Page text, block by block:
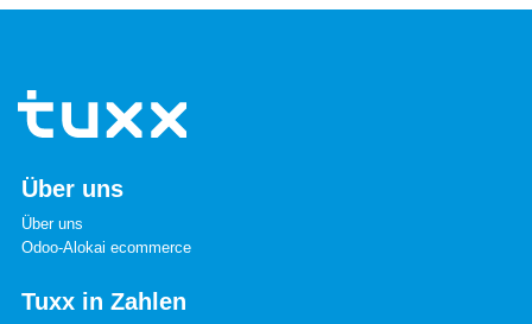
Über uns
Über uns
Odoo-Alokai ecommerce
Tuxx in Zahlen